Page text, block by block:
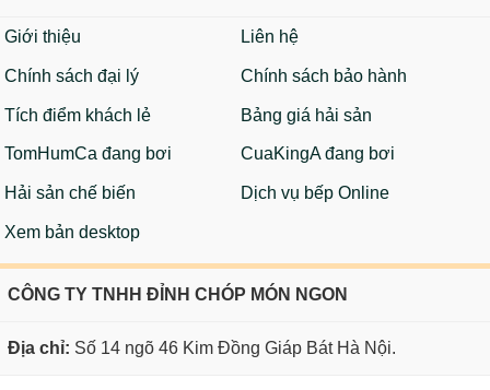
Giới thiệu Liên hệ
Chính sách đại lý Chính sách bảo hành
Tích điểm khách lẻ Bảng giá hải sản
TomHumCa đang bơi CuaKingA đang bơi
Hải sản chế biến Dịch vụ bếp Online
Xem bản desktop
CÔNG TY TNHH ĐỈNH CHÓP MÓN NGON
Địa chỉ: Số 14 ngõ 46 Kim Đồng Giáp Bát Hà Nội.